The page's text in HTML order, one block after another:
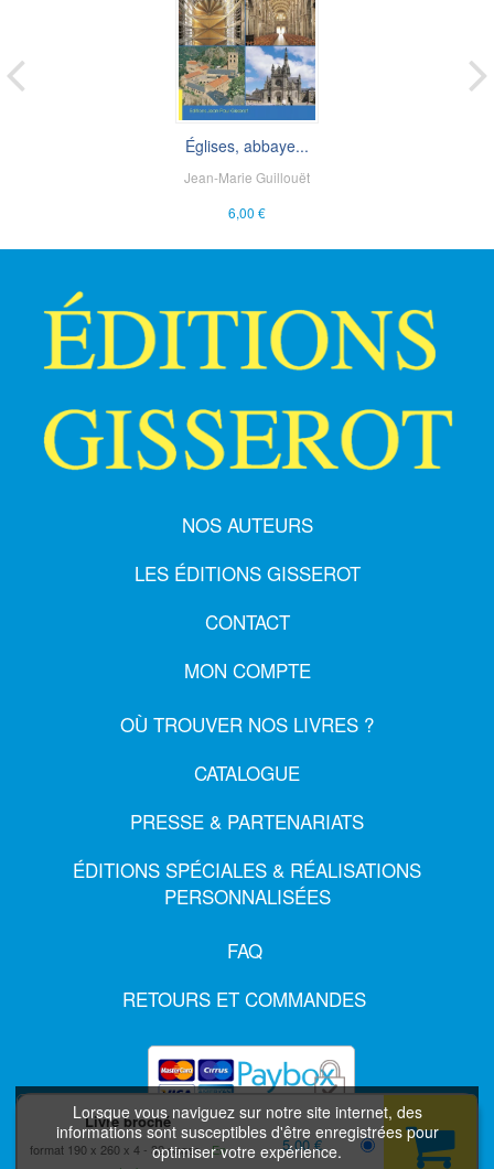
Lorsque vous naviguez sur notre site internet, des
informations sont susceptibles d'être enregistrées pour
optimiser votre expérience.
Livre broché
format 190 x 260 x 4 32 pages En
5,00 €
Églises, abbaye...
Jean-Marie Guillouët
6,00 €
NOS AUTEURS
LES ÉDITIONS GISSEROT
CONTACT
MON COMPTE
OÙ TROUVER NOS LIVRES ?
CATALOGUE
PRESSE & PARTENARIATS
ÉDITIONS SPÉCIALES & RÉALISATIONS
PERSONNALISÉES
FAQ
RETOURS ET COMMANDES
MENTIONS LÉGALES